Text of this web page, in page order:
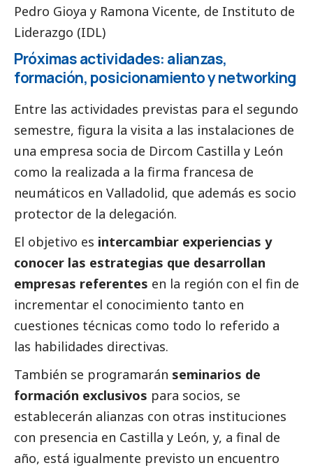
Pedro Gioya y Ramona Vicente, de Instituto de
Liderazgo (IDL)
Próximas actividades: alianzas,
formación, posicionamiento y networking
Entre las actividades previstas para el segundo
semestre, figura la visita a las instalaciones de
una empresa socia de Dircom Castilla y León
como la realizada a la firma francesa de
neumáticos en Valladolid, que además es socio
protector de la delegación.
El objetivo es intercambiar experiencias y
conocer las estrategias que desarrollan
empresas referentes en la región con el fin de
incrementar el conocimiento tanto en
cuestiones técnicas como todo lo referido a
las habilidades directivas.
También se programarán seminarios de
formación exclusivos para socios, se
establecerán alianzas con otras instituciones
con presencia en Castilla y León, y, a final de
año, está igualmente previsto un encuentro